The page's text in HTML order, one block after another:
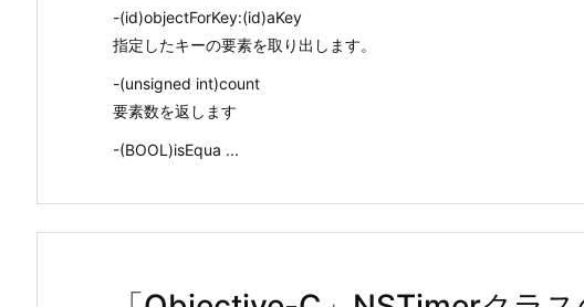
-(id)objectForKey:(id)aKey
指定したキーの要素を取り出します。
-(unsigned int)count
要素数を返します
-(BOOL)isEqua ...